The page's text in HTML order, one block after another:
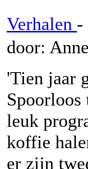
Verhalen -
door:
'Tien jaar
leuk
koffie
er zijn